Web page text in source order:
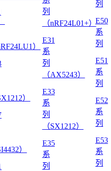
）
）
）
列
（nRF24L01+）
E31
系
列
（AX5243）
E33
系
列
（SX1212）
E35
系
列
列
E50
系
列
E51
系
列
E52
系
列
E53
系
列